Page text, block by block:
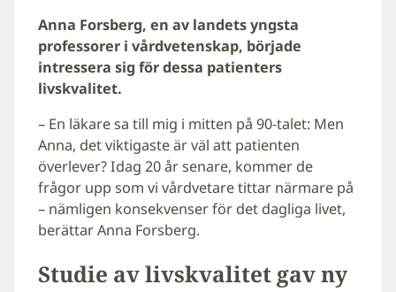
Anna Forsberg, en av landets yngsta
professorer i vårdvetenskap, började
intressera sig för dessa patienters
livskvalitet.
– En läkare sa till mig i mitten på 90-talet: Men
Anna, det viktigaste är väl att patienten
överlever? Idag 20 år senare, kommer de
frågor upp som vi vårdvetare tittar närmare på
– nämligen konsekvenser för det dagliga livet,
berättar Anna Forsberg.
Studie av livskvalitet gav ny